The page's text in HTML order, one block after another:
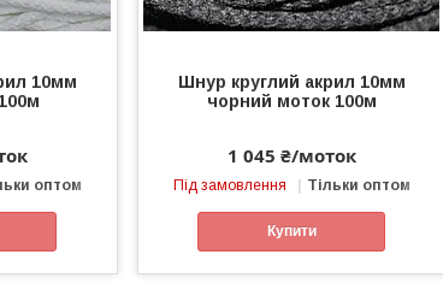
10мм
оптом
Шнур круглий акрил 10мм
чорний моток 100м
1 045 ₴/моток
Під замовлення Тільки оптом
Купити